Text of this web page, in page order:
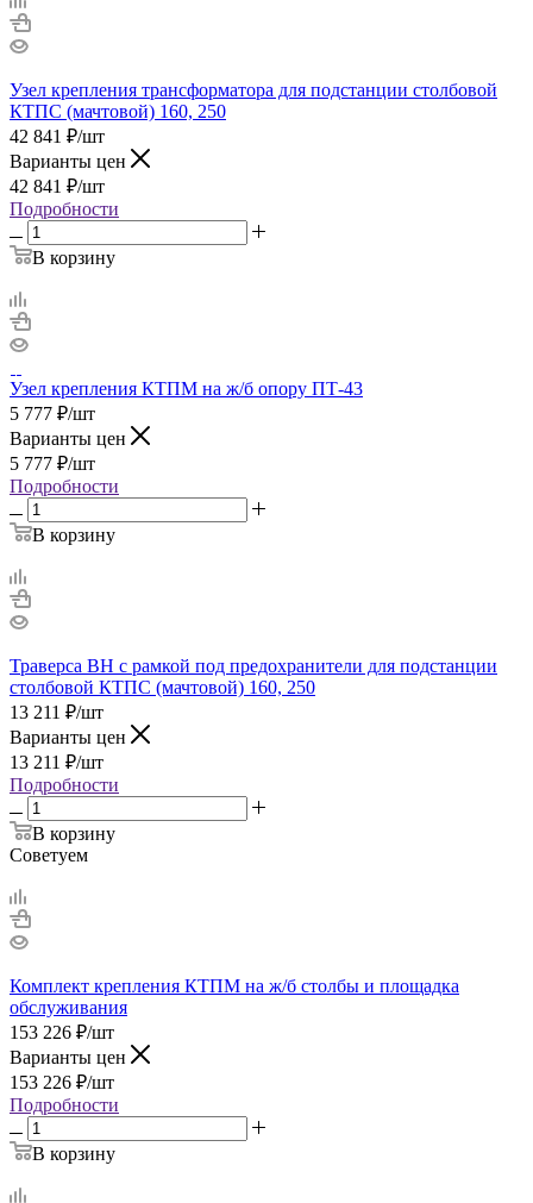
Узел крепления трансформатора для подстанции столбовой
КТПС (мачтовой) 160, 250
42 841 ₽/шт
Варианты цен
42 841 ₽/шт
Подробности
В корзину
Узел крепления КТПМ на ж/б опору ПТ-43
5 777 ₽/шт
Варианты цен
5 777 ₽/шт
Подробности
В корзину
Траверса ВН с рамкой под предохранители для подстанции
столбовой КТПС (мачтовой) 160, 250
13 211 ₽/шт
Варианты цен
13 211 ₽/шт
Подробности
В корзину
Советуем
Комплект крепления КТПМ на ж/б столбы и площадка
обслуживания
153 226 ₽/шт
Варианты цен
153 226 ₽/шт
Подробности
В корзину